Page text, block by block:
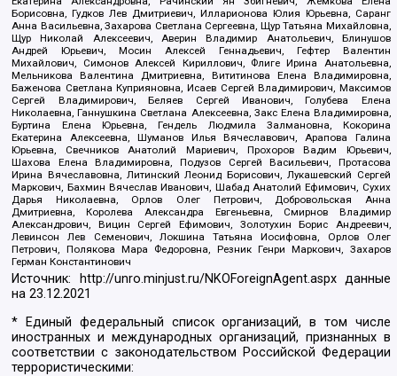
Борисовна, Гудков Лев Дмитриевич, Илларионова Юлия Юрьевна, Саранг
Анна Васильевна, Захарова Светлана Сергеевна, Щур Татьяна Михайловна,
Щур Николай Алексеевич, Аверин Владимир Анатольевич, Блинушов
Андрей Юрьевич, Мосин Алексей Геннадьевич, Гефтер Валентин
Михайлович, Симонов Алексей Кириллович, Флиге Ирина Анатольевна,
Мельникова Валентина Дмитриевна, Вититинова Елена Владимировна,
Баженова Светлана Куприяновна, Исаев Сергей Владимирович, Максимов
Сергей Владимирович, Беляев Сергей Иванович, Голубева Елена
Николаевна, Ганнушкина Светлана Алексеевна, Закс Елена Владимировна,
Буртина Елена Юрьевна, Гендель Людмила Залмановна, Кокорина
Екатерина Алексеевна, Шуманов Илья Вячеславович, Арапова Галина
Юрьевна, Свечников Анатолий Мариевич, Прохоров Вадим Юрьевич,
Шахова Елена Владимировна, Подузов Сергей Васильевич, Протасова
Ирина Вячеславовна, Литинский Леонид Борисович, Лукашевский Сергей
Маркович, Бахмин Вячеслав Иванович, Шабад Анатолий Ефимович, Сухих
Дарья Николаевна, Орлов Олег Петрович, Добровольская Анна
Дмитриевна, Королева Александра Евгеньевна, Смирнов Владимир
Александрович, Вицин Сергей Ефимович, Золотухин Борис Андреевич,
Левинсон Лев Семенович, Локшина Татьяна Иосифовна, Орлов Олег
Петрович, Полякова Мара Федоровна, Резник Генри Маркович, Захаров
Герман Константинович
Источник: http://unro.minjust.ru/NKOForeignAgent.aspxданные
на23.12.2021
* Единый федеральный список организаций, в том числе
иностранных и международных организаций, признанных в
соответствии с законодательством Российской Федерации
террористическими: